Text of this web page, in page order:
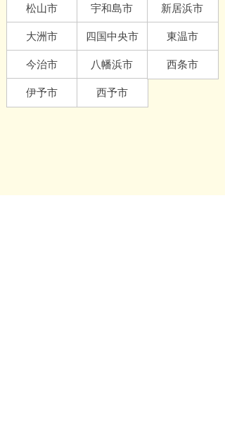
松山市
大洲市
今治市
伊予市
宇和島市
四国中央市
八幡浜市
西予市
新居浜市
東温市
西条市